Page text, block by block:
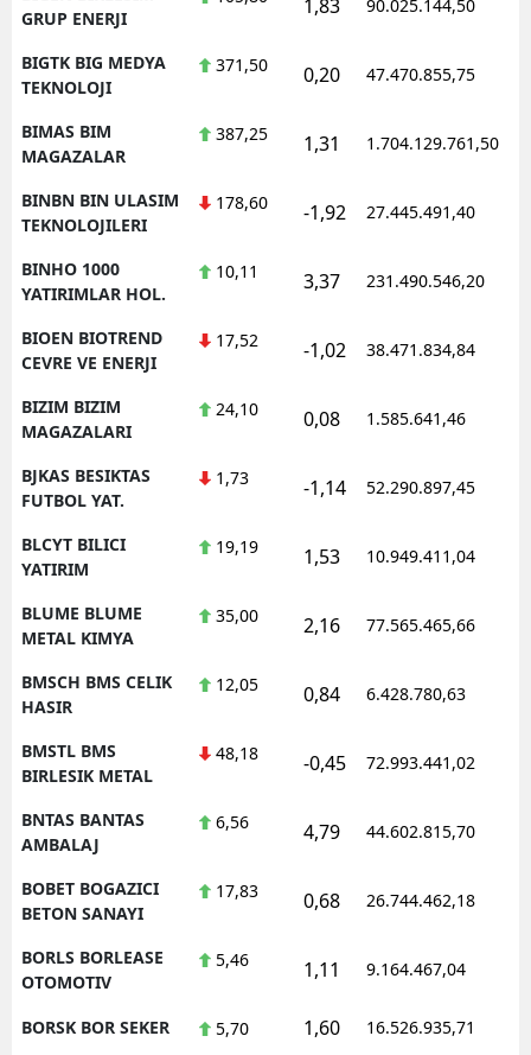
GRUP ENERJI
1,83 90.025.144,50
BIGTK BIG MEDYA
TEKNOLOJI
371,50 0,20 47.470.855,75
BIMAS BIM
MAGAZALAR
387,25 1,31 1.704.129.761,50
BINBN BIN ULASIM
TEKNOLOJILERI
178,60 -1,92 27.445.491,40
BINHO 1000
YATIRIMLAR HOL.
10,11 3,37 231.490.546,20
BIOEN BIOTREND
CEVRE VE ENERJI
17,52 -1,02 38.471.834,84
BIZIM BIZIM
MAGAZALARI
24,10 0,08 1.585.641,46
BJKAS BESIKTAS
FUTBOL YAT.
1,73 -1,14 52.290.897,45
BLCYT BILICI
YATIRIM
19,19 1,53 10.949.411,04
BLUME BLUME
METAL KIMYA
35,00 2,16 77.565.465,66
BMSCH BMS CELIK
HASIR
12,05 0,84 6.428.780,63
BMSTL BMS
BIRLESIK METAL
48,18 -0,45 72.993.441,02
BNTAS BANTAS
AMBALAJ
6,56 4,79 44.602.815,70
BOBET BOGAZICI
BETON SANAYI
17,83 0,68 26.744.462,18
BORLS BORLEASE
OTOMOTIV
5,46 1,11 9.164.467,04
BORSK BOR SEKER 5,70 1,60 16.526.935,71